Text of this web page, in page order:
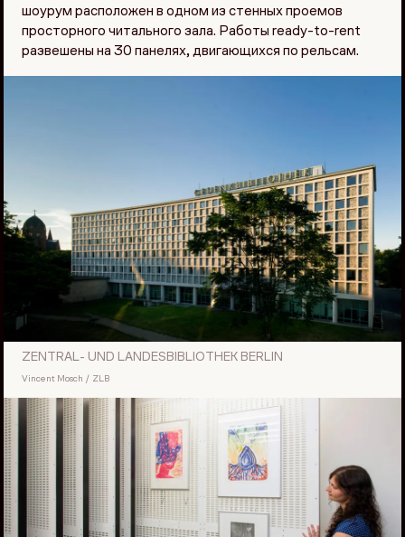
шоурум расположен в одном из стенных проемов
просторного читального зала. Работы ready-to-rent
развешены на 30 панелях, двигающихся по рельсам.
ZENTRAL- UND LANDESBIBLIOTHEK BERLIN
Vincent Mosch / ZLB